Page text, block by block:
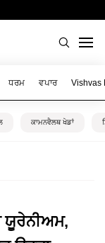
ਧਰਮ ਵਪਾਰ Vishvas
ਕਾਮਨਵੈਲਥ ਖੇਡਾਂ